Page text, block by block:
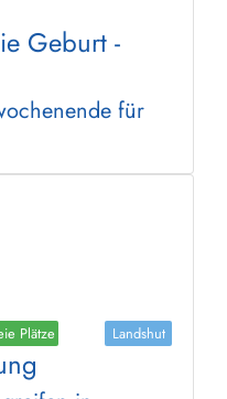
Geburt -
für
Plätze Landshut